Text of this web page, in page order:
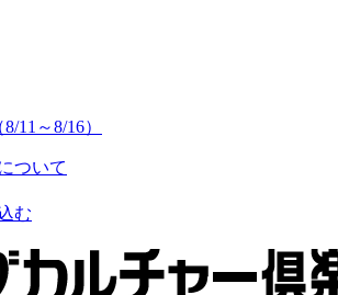
11～8/16）
ついて
む